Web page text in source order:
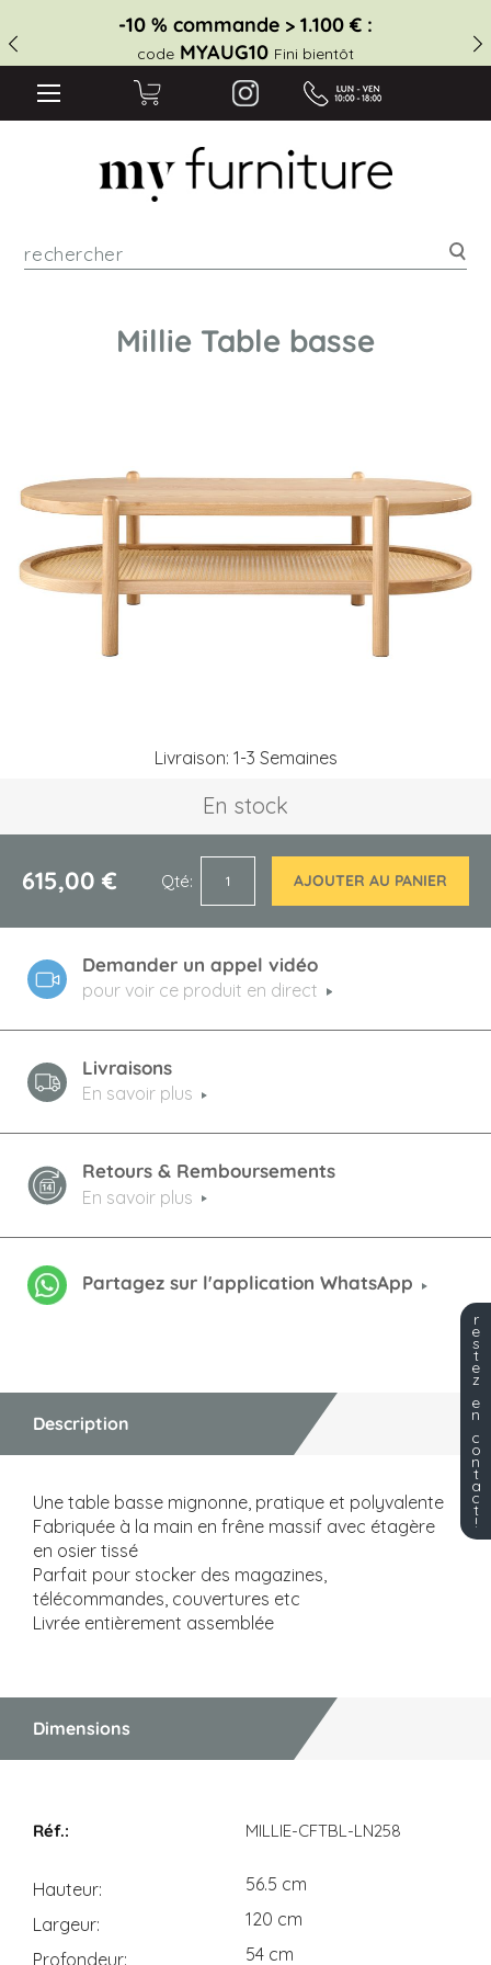
-10 % commande > 1.100 € :
code MYAUG10 Fini bientôt
Millie Table basse
Livraison: 1-3 Semaines
En stock
615,00 € Qté AJOUTER AU PANIER
Demander un appel vidéo
pour voir ce produit en direct
Livraisons
En savoir plus
Retours & Remboursements
En savoir plus
Partagez sur l'application WhatsApp
the
images
gallery
Description
Une table basse mignonne, pratique et polyvalente
Fabriquée à la main en frêne massif avec étagère
en osier tissé
Parfait pour stocker des magazines,
télécommandes, couvertures etc
Livrée entièrement assemblée
Dimensions
MILLIE-CFTBL-LN258
Hauteur
56.5 cm
Largeur
120 cm
Profondeur
54 cm
r
e
s
t
e
z
e
n
c
o
n
t
a
c
t
!